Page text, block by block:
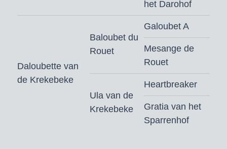
Hannover, Mecklenburg, OS-
International, Rheinland en Westfalen.
Dekgeld bedraagt € 800,- (vaste
kosten € 400,- + € 400,- bij dracht)
excl. BTW, afdracht, toeslag
gezondheidscertificaat* en
verzendkosten buitenland
het Darohof
Daloubette van
de Krekebeke
Baloubet du
Rouet
Galoubet A
Mesange de
Rouet
Ula van de
Krekebeke
Heartbreaker
Gratia van het
Sparrenhof